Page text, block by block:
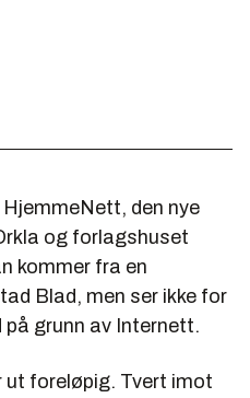
den nye
og forlagshuset
kommer fra en
Blad, men ser ikke for
grunn av Internett.
ut foreløpig. Tvert imot